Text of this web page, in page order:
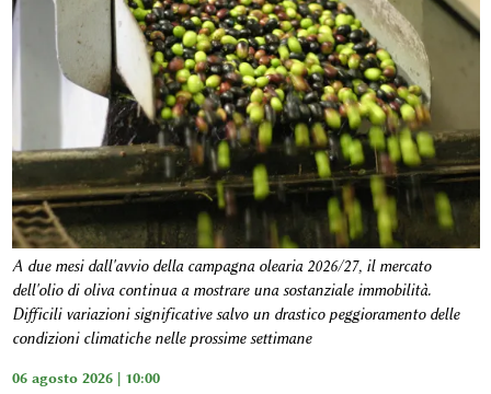
A due mesi dall'avvio della campagna olearia 2026/27, il mercato
dell'olio di oliva continua a mostrare una sostanziale immobilità.
Difficili variazioni significative salvo un drastico peggioramento delle
condizioni climatiche nelle prossime settimane
06 agosto 2026 | 10:00